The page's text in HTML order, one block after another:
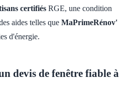
certifiés RGE, une condition
aides telles que MaPrimeRénov'
d'énergie.
devis de fenêtre fiable à